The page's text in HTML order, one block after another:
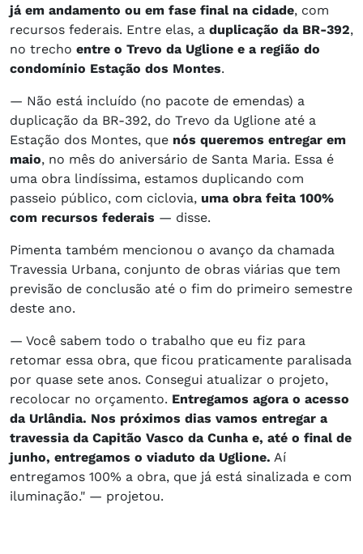
já em andamento ou em fase final na cidade, com
recursos federais. Entre elas, a duplicação da BR-392,
no trecho entre o Trevo da Uglione e a região do
condomínio Estação dos Montes.
— Não está incluído (no pacote de emendas) a
duplicação da BR-392, do Trevo da Uglione até a
Estação dos Montes, que nós queremos entregar em
maio, no mês do aniversário de Santa Maria. Essa é
uma obra lindíssima, estamos duplicando com
passeio público, com ciclovia, uma obra feita 100%
com recursos federais — disse.
Pimenta também mencionou o avanço da chamada
Travessia Urbana, conjunto de obras viárias que tem
previsão de conclusão até o fim do primeiro semestre
deste ano.
— Você sabem todo o trabalho que eu fiz para
retomar essa obra, que ficou praticamente paralisada
por quase sete anos. Consegui atualizar o projeto,
recolocar no orçamento. Entregamos agora o acesso
da Urlândia. Nos próximos dias vamos entregar a
travessia da Capitão Vasco da Cunha e, até o final de
junho, entregamos o viaduto da Uglione. Aí
entregamos 100% a obra, que já está sinalizada e com
iluminação." — projetou.